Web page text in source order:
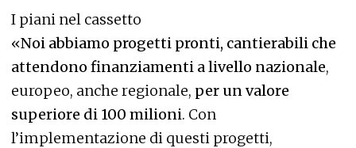
I piani nel cassetto
«Noi abbiamo progetti pronti, cantierabili che
attendono finanziamenti a livello nazionale,
europeo, anche regionale, per un valore
superiore di 100 milioni. Con
l’implementazione di questi progetti,